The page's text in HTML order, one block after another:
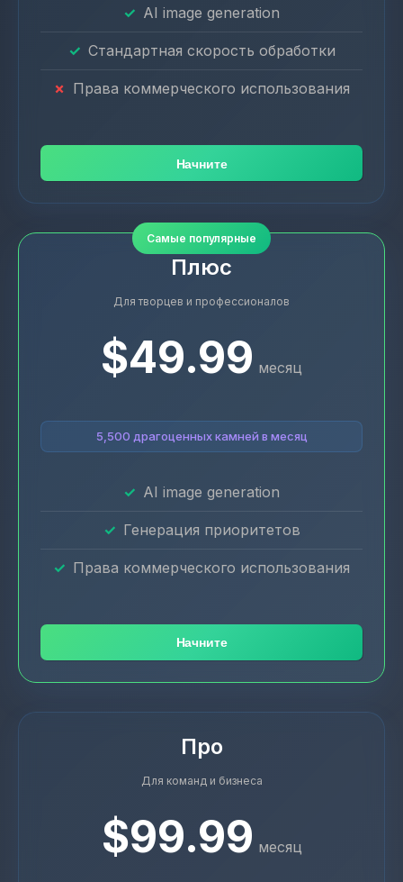
AI image generation
Стандартная скорость обработки
Права коммерческого использования
Начните
Самые популярные
Плюс
Для творцев и профессионалов
$49.99 месяц
5,500 драгоценных камней в месяц
AI image generation
Генерация приоритетов
Права коммерческого использования
Начните
Про
Для команд и бизнеса
$99.99 месяц